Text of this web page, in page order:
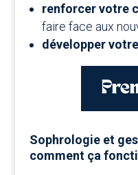
renforcer votre
faire face aux
développer
Sophrologie et
comment ça